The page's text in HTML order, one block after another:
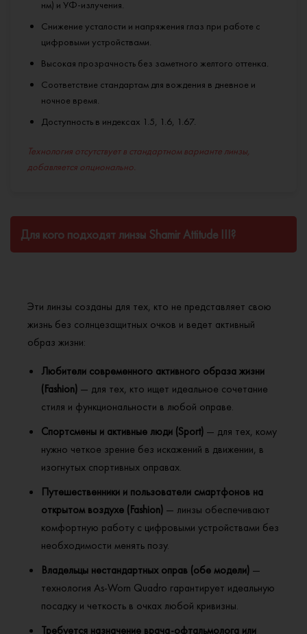
нм) и УФ-излучения.
Снижение усталости и напряжения глаз при работе с
цифровыми устройствами.
Высокая прозрачность без заметного желтого оттенка.
Соответствие стандартам для вождения в дневное и
ночное время.
Доступность в индексах 1.5, 1.6, 1.67.
Технология отсутствует в стандартном варианте линзы,
добавляется опционально.
Для кого подходят линзы Shamir Attitude III?
Эти линзы созданы для тех, кто не представляет свою
жизнь без солнцезащитных очков и ведет активный
образ жизни:
Любители современного активного образа жизни
(Fashion) — для тех, кто ищет идеальное сочетание
стиля и функциональности в любой оправе.
Спортсмены и активные люди (Sport) — для тех, кому
нужно четкое зрение без искажений в движении, в
изогнутых спортивных оправах.
Путешественники и пользователи смартфонов на
открытом воздухе (Fashion) — линзы обеспечивают
комфортную работу с цифровыми устройствами без
необходимости менять позу.
Владельцы нестандартных оправ (обе модели) —
технология As-Worn Quadro гарантирует идеальную
посадку и четкость в очках любой кривизны.
Требуется назначение врача-офтальмолога или